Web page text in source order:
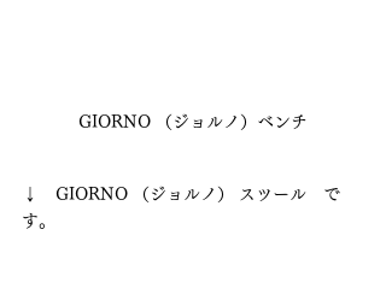
GIORNO （ジョルノ）ベンチ
↓　GIORNO （ジョルノ） スツール　で
す。